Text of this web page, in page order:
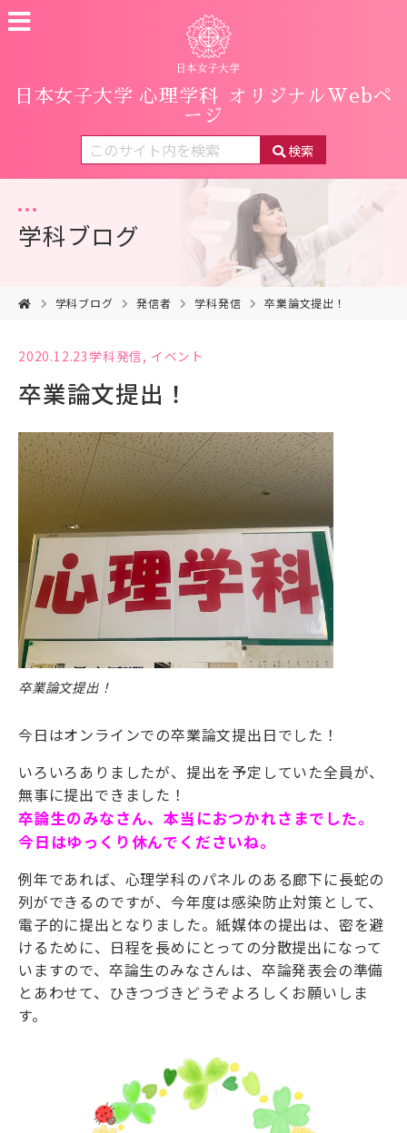
日本女子大学 心理学科
オリジナルWebペ
ージ
検索
学科ブログ
学科ブログ 発信者 学科発信 卒業論文提出！
2020.12.23学科発信, イベント
卒業論文提出！
卒業論文提出！
今日はオンラインでの卒業論文提出日でした！
いろいろありましたが、提出を予定していた全員が、
無事に提出できました！
卒論生のみなさん、本当におつかれさまでした。
今日はゆっくり休んでくださいね。
例年であれば、心理学科のパネルのある廊下に長蛇の
列ができるのですが、今年度は感染防止対策として、
電子的に提出となりました。紙媒体の提出は、密を避
けるために、日程を長めにとっての分散提出になって
いますので、卒論生のみなさんは、卒論発表会の準備
とあわせて、ひきつづきどうぞよろしくお願いしま
す。